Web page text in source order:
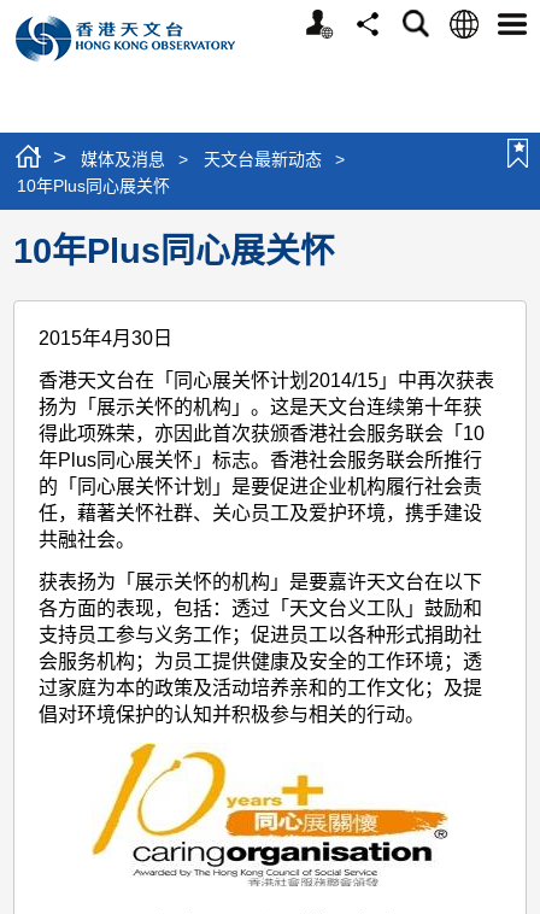
个
分
搜
语
选
> 媒体及消息 > 天文台最新动态
>
10年Plus同心展关怀
10年Plus同心展关怀
2015年4月30日
香港天文台在「同心展关怀计划2014/15」中再次获表
扬为「展示关怀的机构」。这是天文台连续第十年获
得此项殊荣，亦因此首次获颁香港社会服务联会「10
年Plus同心展关怀」标志。香港社会服务联会所推行
的「同心展关怀计划」是要促进企业机构履行社会责
任，藉著关怀社群、关心员工及爱护环境，携手建设
共融社会。
获表扬为「展示关怀的机构」是要嘉许天文台在以下
各方面的表现，包括：透过「天文台义工队」鼓励和
支持员工参与义务工作；促进员工以各种形式捐助社
会服务机构；为员工提供健康及安全的工作环境；透
过家庭为本的政策及活动培养亲和的工作文化；及提
倡对环境保护的认知并积极参与相关的行动。